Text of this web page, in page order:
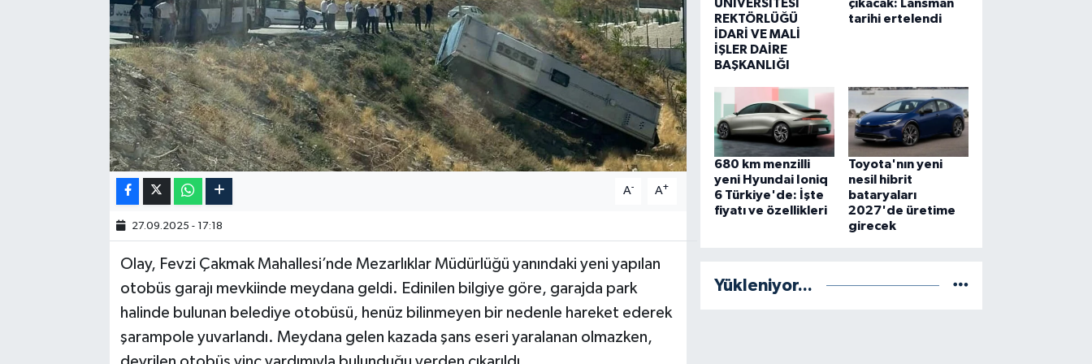
A- A+
27.09.2025 - 17:18
Olay, Fevzi Çakmak Mahallesi’nde Mezarlıklar Müdürlüğü yanındaki yeni yapılan
otobüs garajı mevkiinde meydana geldi. Edinilen bilgiye göre, garajda park
halinde bulunan belediye otobüsü, henüz bilinmeyen bir nedenle hareket ederek
şarampole yuvarlandı. Meydana gelen kazada şans eseri yaralanan olmazken,
ÜNİVERSİTESİ
REKTÖRLÜĞÜ
İDARİ VE MALİ
İŞLER DAİRE
BAŞKANLIĞI
çıkacak: Lansman
tarihi ertelendi
680 km menzilli
yeni Hyundai Ioniq
6 Türkiye'de: İşte
fiyatı ve özellikleri
Toyota'nın yeni
nesil hibrit
bataryaları
2027'de üretime
girecek
Yükleniyor...